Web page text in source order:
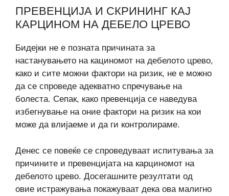
ПРЕВЕНЦИЈА И СКРИНИНГ КАЈ
КАРЦИНОМ НА ДЕБЕЛО ЦРЕВО
Бидејки не е позната причината за
настанувањето на кациномот на дебелото црево,
како и сите можни фактори на ризик, не е можно
да се спроведе адекватно спречување на
болеста. Сепак, како превенција се наведува
избегнување на оние фактори на ризик на кои
може да влијаеме и да ги контролираме.
Денес се повеќе се спроведуваат испитувања за
причините и превенцијата на карциномот на
дебелото црево. Досегашните резултати од
овие истражувања покажуваат дека ова малигно